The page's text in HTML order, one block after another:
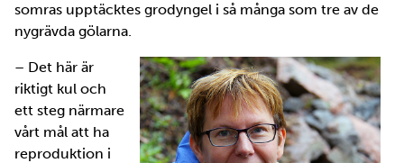
somras upptäcktes grodyngel i så många som tre av de
nygrävda gölarna.
– Det här är
riktigt kul och
ett steg närmare
vårt mål att ha
reproduktion i